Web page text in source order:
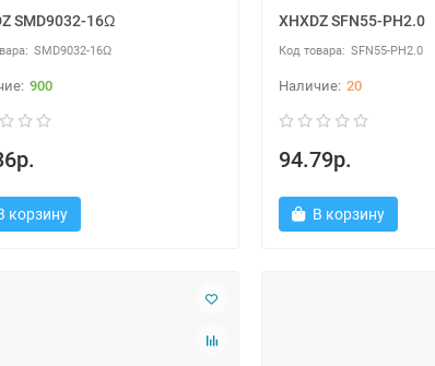
SMD9032-16Ω
SMD9032-16Ω
900
корзину
XHXDZ SFN55-PH2.0
SFN55-PH2.0
20
94.79р.
В корзину